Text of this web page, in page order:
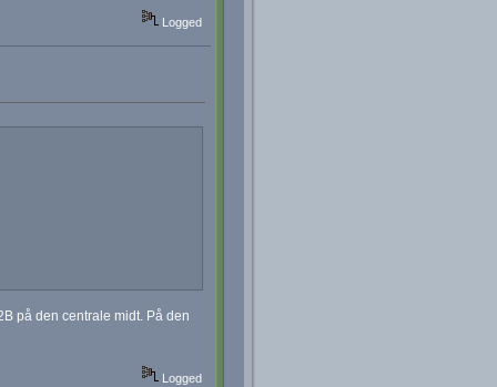
Logged
på den centrale midt. På den
Logged